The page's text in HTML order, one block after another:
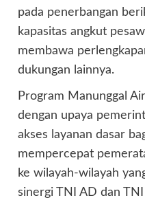
pada penerbangan
kapasitas angkut
membawa
dukungan lainnya.
Program Manunggal
dengan upaya
akses layanan dasar
mempercepat
ke wilayah-wilayah
sinergi TNI AD dan